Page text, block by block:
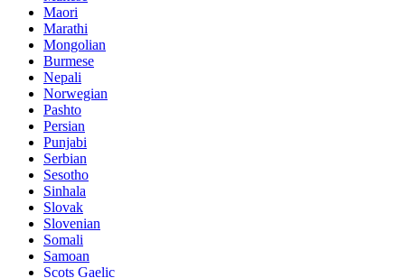
Maori
Marathi
Mongolian
Burmese
Nepali
Norwegian
Pashto
Persian
Punjabi
Serbian
Sesotho
Sinhala
Slovak
Slovenian
Somali
Samoan
Scots Gaelic